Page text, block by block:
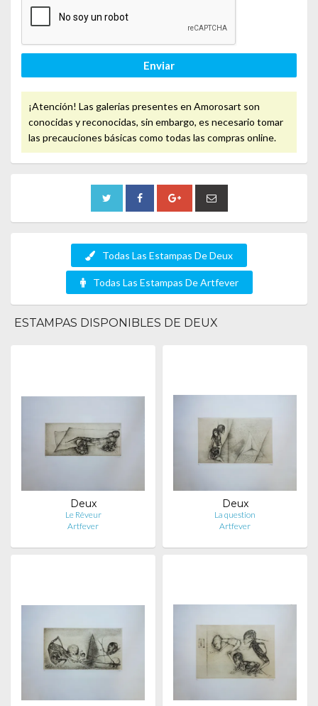
Enviar
¡Atención! Las galerias presentes en Amorosart son
conocidas y reconocidas, sin embargo, es necesario tomar
las precauciones básicas como todas las compras online.
Todas Las Estampas De Deux
Todas Las Estampas De Artfever
ESTAMPAS DISPONIBLES DE DEUX
Deux
Le Rêveur
Artfever
Deux
La question
Artfever